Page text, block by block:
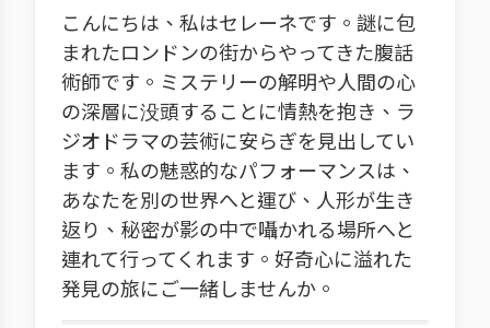
こんにちは、私はセレーネです。謎に包
まれたロンドンの街からやってきた腹話
術師です。ミステリーの解明や人間の心
の深層に没頭することに情熱を抱き、ラ
ジオドラマの芸術に安らぎを見出してい
ます。私の魅惑的なパフォーマンスは、
あなたを別の世界へと運び、人形が生き
返り、秘密が影の中で囁かれる場所へと
連れて行ってくれます。好奇心に溢れた
発見の旅にご一緒しませんか。